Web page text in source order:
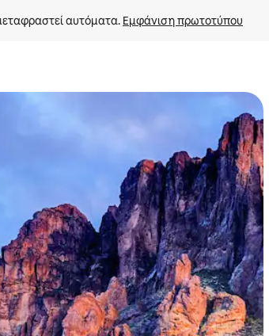
αυτόματα. Εμφάνιση πρωτοτύπου